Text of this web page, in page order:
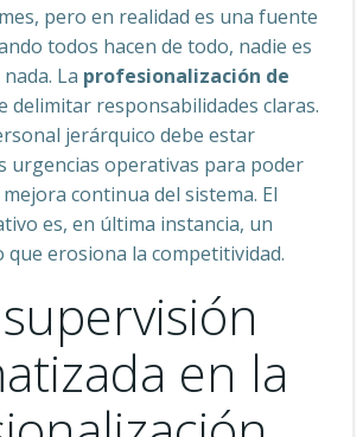
pero en realidad es una fuente
todos hacen de todo, nadie es
La profesionalización de
delimitar responsabilidades claras.
jerárquico debe estar
urgencias operativas para poder
continua del sistema. El
es, en última instancia, un
que erosiona la competitividad.
en la